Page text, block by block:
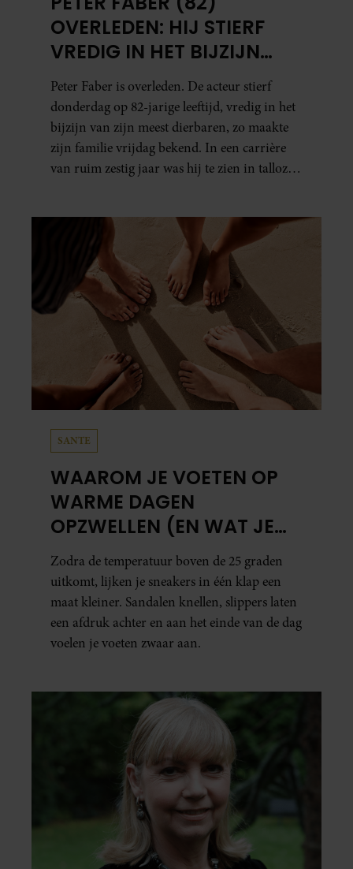
OVERLEDEN: HIJ STIERF
VREDIG IN HET BIJZIJN
VAN ZIJN MEEST
DIERBAREN
Peter Faber is overleden. De acteur stierf
donderdag op 82-jarige leeftijd, vredig in het
bijzijn van zijn meest dierbaren, zo maakte
zijn familie vrijdag bekend. In een carrière
van ruim zestig jaar was hij te zien in talloze
SANTE
WAAROM JE VOETEN OP
WARME DAGEN
OPZWELLEN (EN WAT JE
ERAAN KUNT DOEN)
Zodra de temperatuur boven de 25 graden
uitkomt, lijken je sneakers in één klap een
maat kleiner. Sandalen knellen, slippers laten
een afdruk achter en aan het einde van de dag
voelen je voeten zwaar aan.